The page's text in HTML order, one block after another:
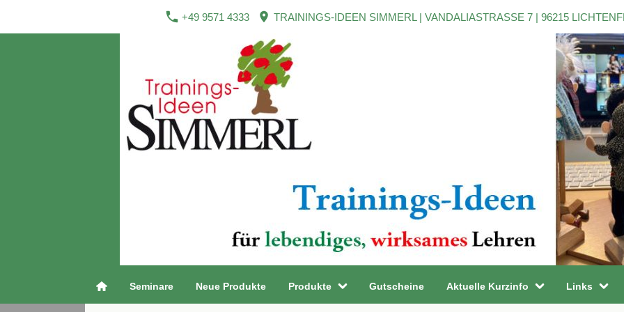
+49 9571 4333 TRAININGS-IDEEN SIMMERL | VANDALIASTRASSE 7 | 96215
Seminare Neue Produkte Produkte Gutscheine Aktuelle Kurzinfo Links